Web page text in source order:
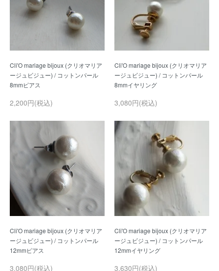
Cli'O mariage bijoux (クリオマリア
ージュビジュー) / コットンパール
2,200円(税込)
Cli'O mariage bijoux (クリオマリア
ージュビジュー) / コットンパール
3,080円(税込)
Cli'O mariage bijoux (クリオマリア
ージュビジュー) / コットンパール
3,080円(税込)
Cli'O mariage bijoux (クリオマリア
ージュビジュー) / コットンパール
3,630円(税込)